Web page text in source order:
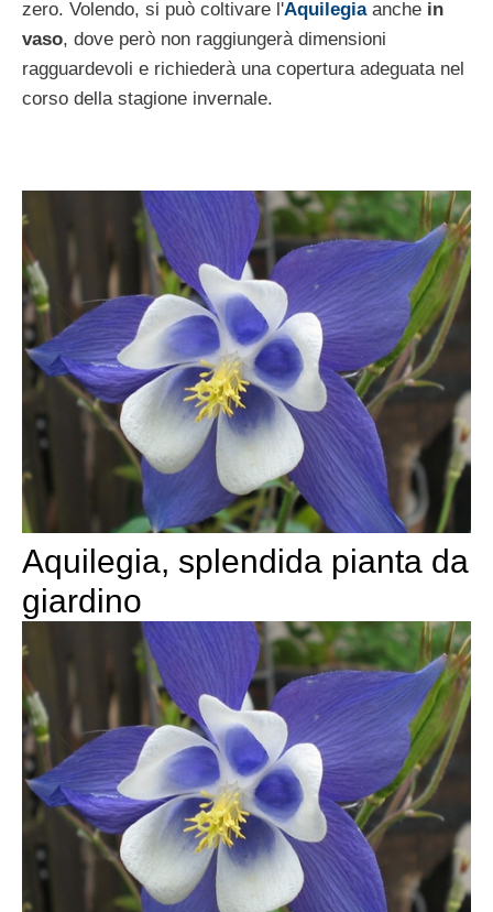
zero. Volendo, si può coltivare l'Aquilegiaanche in
vaso, dove però non raggiungerà dimensioni
ragguardevoli e richiederà una copertura adeguata nel
corso della stagione invernale.
Aquilegia, splendida pianta da
giardino